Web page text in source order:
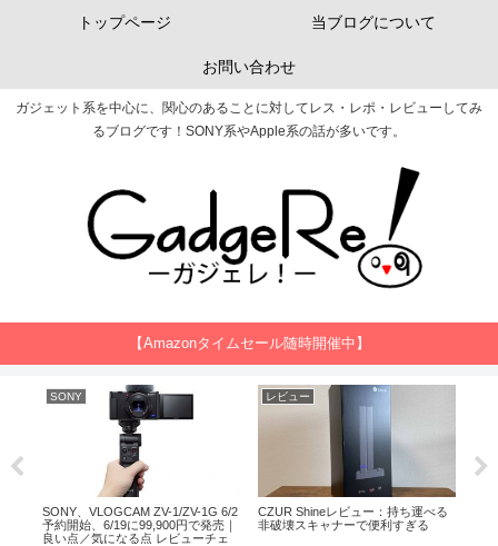
ガジェット系を中心に、関心のあることに対してレス・レポ・レビューしてみ
るブログです！SONY系やApple系の話が多いです。
トップページ 当ブログについて
お問い合わせ
【Amazonタイムセール随時開催中】
EC Technology
EC Technology、Bluetooth イヤホン
(ランニング仕様) 使ってみた【レビ
ュー】【提供】
Apple
Apple、iPhone 11を発表｜変わった
ポイントとは？